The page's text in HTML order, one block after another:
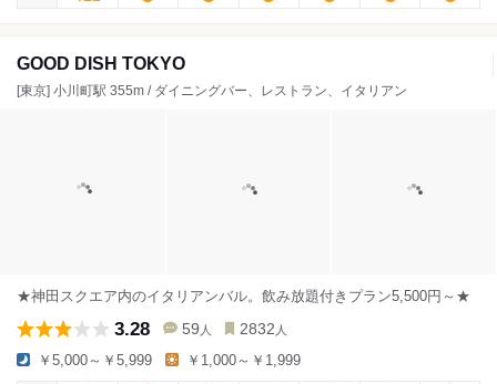
GOOD DISH TOKYO
[東京] 小川町駅 355m / ダイニングバー、レストラン、イタリアン
★神田スクエア内のイタリアンバル。飲み放題付きプラン5,500円～★
3.28 59 人 2832 人
￥5,000～￥5,999 ￥1,000～￥1,999